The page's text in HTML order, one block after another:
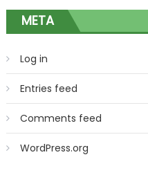
META
Log in
Entries feed
Comments feed
WordPress.org